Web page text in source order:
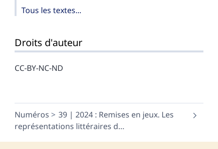
Tous les textes...
Droits d'auteur
CC-BY-NC-ND
Numéros
39 | 2024 : Remises en jeux. Les
représentations littéraires d…